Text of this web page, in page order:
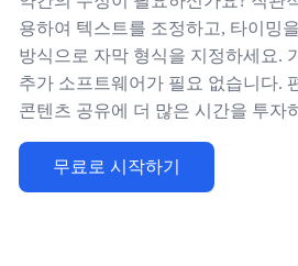
용하여 텍스트를 조정하고, 타이밍
방식으로 자막 형식을 지정하세요.
추가 소프트웨어가 필요 없습니다.
콘텐츠 공유에 더 많은 시간을 투자
무료로 시작하기